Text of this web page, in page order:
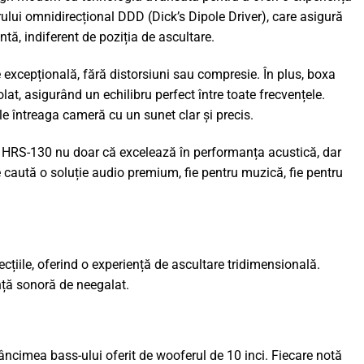
omnidirecțional DDD (Dick’s Dipole Driver), care asigură
indiferent de poziția de ascultare.
fără distorsiuni sau compresie. În plus, boxa
asigurând un echilibru perfect între toate frecvențele.
întreaga cameră cu un sunet clar și precis.
130 nu doar că excelează în performanța acustică, dar
o soluție audio premium, fie pentru muzică, fie pentru
oferind o experiență de ascultare tridimensională.
sonoră de neegalat.
bass-ului oferit de wooferul de 10 inci. Fiecare notă